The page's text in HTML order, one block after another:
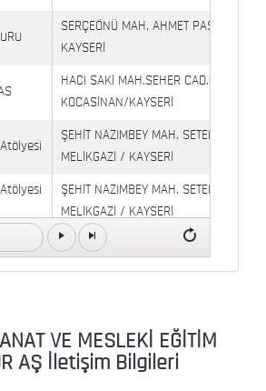
SERÇEÖNÜ MAH. AHMET PAŞA CAD.
KAYSERİ
HACI SAKİ MAH.SEHER CAD.(6009
KOCASİNAN/KAYSERİ
ŞEHİT NAZIMBEY MAH. SETENÖNÜ
MELİKGAZİ / KAYSERİ
ŞEHİT NAZIMBEY MAH. SETENÖNÜ
MELİKGAZİ / KAYSERİ
Köşk Mahallesi, Orgeneral Eşref Bitlis
MEVLANA MAH. 8. CAD. NO: 28
MİMARSİNAN DEMOKRASİ MAH. FATİN
VE MESLEKİ EĞİTİM
AŞ İletişim Bilgileri